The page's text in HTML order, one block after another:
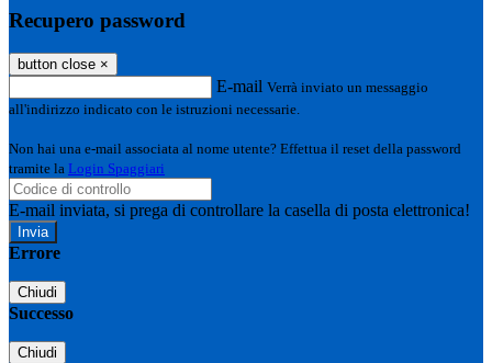
Recupero password
button close ×
E-mail Verrà inviato un messaggio
all'indirizzo indicato con le istruzioni necessarie.
Non hai una e-mail associata al nome utente? Effettua il reset della password
tramite la Login Spaggiari
E-mail inviata, si prega di controllare la casella di posta elettronica!
Errore
Chiudi
Successo
Chiudi